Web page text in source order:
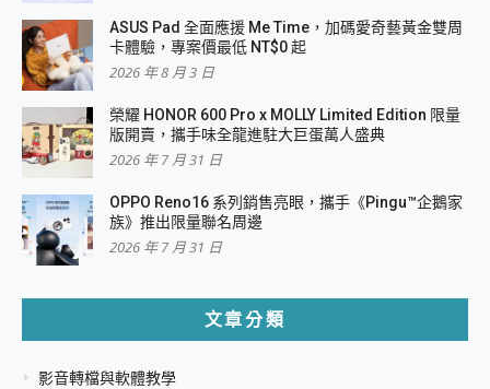
ASUS Pad 全面應援 Me Time，加碼愛奇藝黃金雙周
卡體驗，專案價最低 NT$0 起
2026 年 8 月 3 日
榮耀 HONOR 600 Pro x MOLLY Limited Edition 限量
版開賣，攜手味全龍進駐大巨蛋萬人盛典
2026 年 7 月 31 日
OPPO Reno16 系列銷售亮眼，攜手《Pingu™企鵝家
族》推出限量聯名周邊
2026 年 7 月 31 日
文章分類
影音轉檔與軟體教學